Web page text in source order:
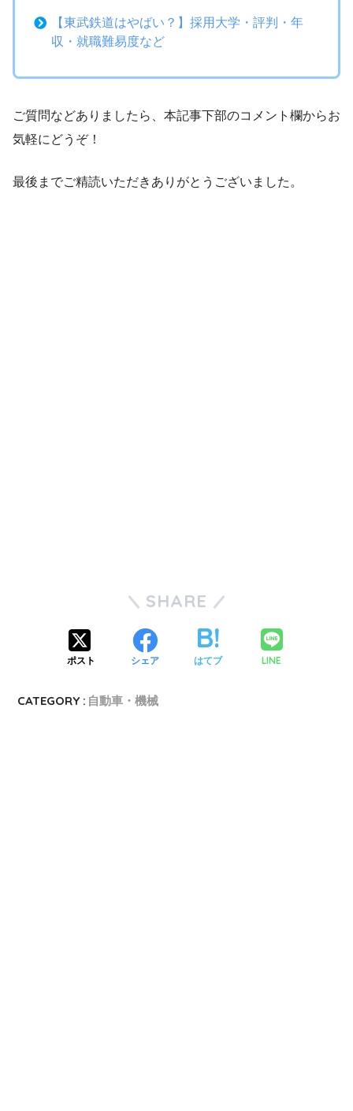
【東武鉄道はやばい？】採用大学・評判・年
収・就職難易度など
ご質問などありましたら、本記事下部のコメント欄からお
気軽にどうぞ！
最後までご精読いただきありがとうございました。
SHARE
ポスト シェア はてブ LINE
CATEGORY : 自動車・機械